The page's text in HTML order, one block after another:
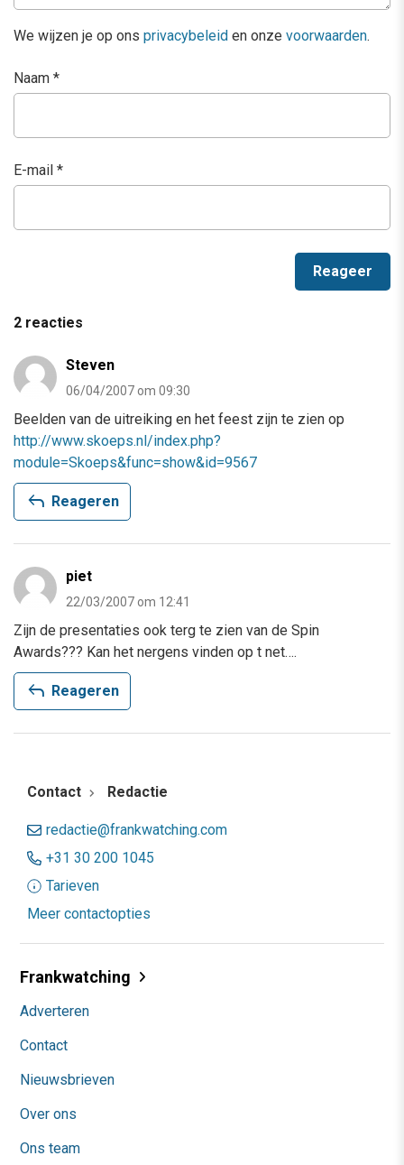
We wijzen je op ons privacybeleid en onze voorwaarden.
Naam *
E-mail *
2 reacties
Steven
06/04/2007 om 09:30
Beelden van de uitreiking en het feest zijn te zien op
http://www.skoeps.nl/index.php?
module=Skoeps&func=show&id=9567
reply Reageren
piet
22/03/2007 om 12:41
Zijn de presentaties ook terg te zien van de Spin
Awards??? Kan het nergens vinden op t net….
reply Reageren
Contact Redactie
redactie@frankwatching.com
+31 30 200 1045
Tarieven
Meer contactopties
Frankwatching
Adverteren
Contact
Nieuwsbrieven
Over ons
Ons team